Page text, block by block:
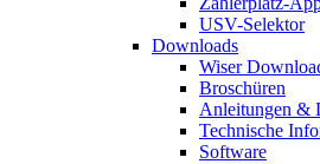
USV-Selektor
Downloads
Wiser
Broschüren
Anleitungen &
Technische
Software